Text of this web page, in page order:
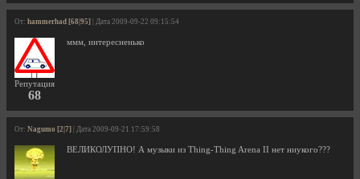
От: hammerhad [68|95] | Дата 2009-09-22 09:15:54
Репутация
68
ммм, интересненько
От: Nagumo [2|7] | Дата 2009-09-21 17:59:58
ВЕЛИКОЛУПНО! А музыки из Thing-Thing Arena II нет ниукого???